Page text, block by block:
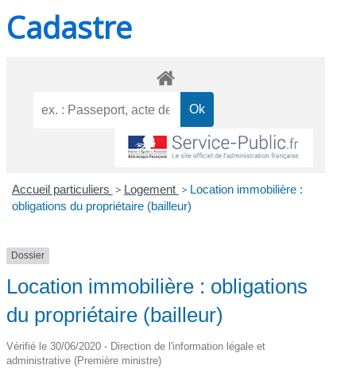
Cadastre
Accueil particuliers > Logement > Location immobilière :
obligations du propriétaire (bailleur)
Dossier
Location immobilière : obligations
du propriétaire (bailleur)
Vérifié le 30/06/2020 - Direction de l'information légale et
administrative (Première ministre)